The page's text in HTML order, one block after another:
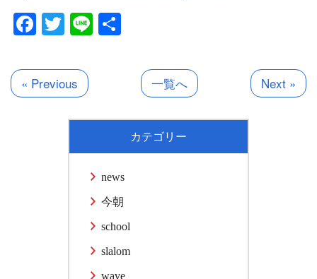
Facebook
Twitter
Line
« Previous 一覧へ Next »
カテゴリー
news
今朝
school
slalom
wave